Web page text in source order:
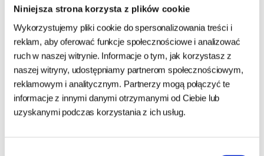
Niniejsza strona korzysta z plików cookie
Wykorzystujemy pliki cookie do spersonalizowania treści i
reklam, aby oferować funkcje społecznościowe i analizować
ruch w naszej witrynie. Informacje o tym, jak korzystasz z
naszej witryny, udostępniamy partnerom społecznościowym,
reklamowym i analitycznym. Partnerzy mogą połączyć te
informacje z innymi danymi otrzymanymi od Ciebie lub
uzyskanymi podczas korzystania z ich usług.
wygodna i niezawodna,
nierdzewne okucia,
bardzo trwała, naturalna skóra,
mocne szycia,
zapinana na metalową klamrę,
ponadczasowa i elegancka,
podszyta filcem,